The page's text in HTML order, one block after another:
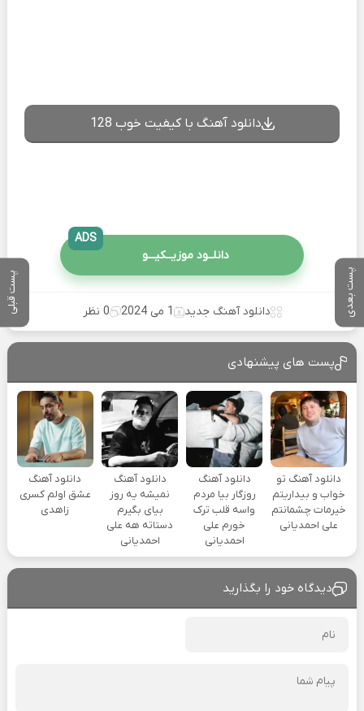
پست بعدی پست قبلی
دانلود آهنگ با کیفیت خوب 128
دانلــود موزیــکیـــو
ADS
دانلود آهنگ جدید 1 می 2024 0 نظر
پست های پیشنهادی
دانلود آهنگ تو
خواب و بیداریتم
خیرمات چشمانتم
علی احمدیانی
دانلود آهنگ
روزگار بیا مردم
واسه قلب ترک
خورم علی
احمدیانی
دانلود آهنگ
نمیشه یه روز
بیای بگیرم
دستاته هه علی
احمدیانی
دانلود آهنگ
عشق اولم کسری
زاهدی
دیدگاه خود را بگذارید